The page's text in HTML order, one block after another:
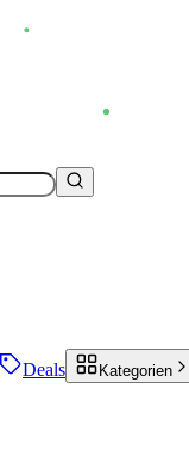
Deals Kategorien